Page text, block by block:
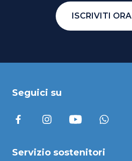
ISCRIVITI ORA
Seguici su
Servizio sostenitori